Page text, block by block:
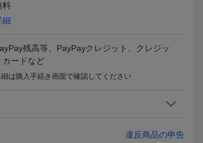
料
細
残高等、PayPayクレジット、クレジッ
カードなど
は購入手続き画面で確認してください
違反商品の申告